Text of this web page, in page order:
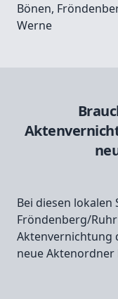
Bönen,
Werne
Bei diesen
Fröndenberg/
Aktenvernichtung
neue Aktenordner